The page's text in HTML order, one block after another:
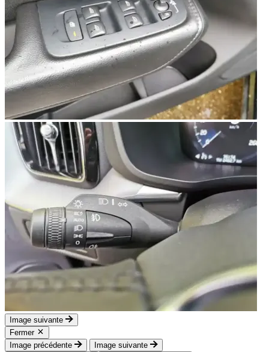
Image suivante
Fermer
Image précédente
Image suivante